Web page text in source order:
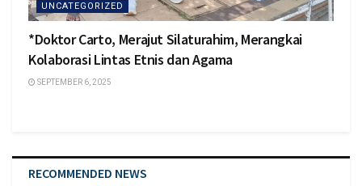
UNCATEGORIZED
*Doktor Carto, Merajut Silaturahim, Merangkai
Kolaborasi Lintas Etnis dan Agama
SEPTEMBER 6, 2025
RECOMMENDED NEWS